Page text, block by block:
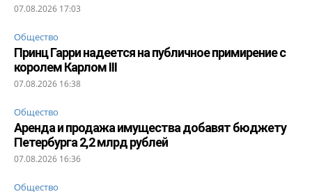
07.08.2026 17:03
Общество
Принц Гарри надеется на публичное примирение с
королем Карлом III
07.08.2026 16:38
Общество
Аренда и продажа имущества добавят бюджету
Петербурга 2,2 млрд рублей
07.08.2026 16:36
Общество